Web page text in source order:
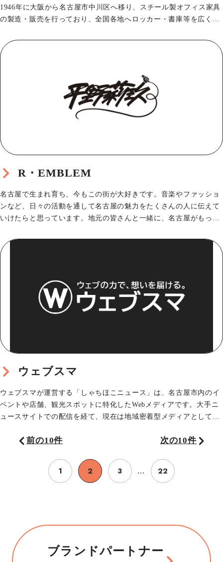
1946年に大阪から名古屋市中川区へ移り、スチール製オフィス家具
の製造・販売を行っており、全国各地へロッカー・書庫等を広く供
R・EMBLEM
名古屋で生まれ育ち、今もこの街が大好きです。音楽やファッショ
ンなど、日々の活動を通して名古屋の魅力をたくさんの人に伝えて
いけたらと思っています。地元の皆さんと一緒に、名古屋がもっと
ウェブスマ
ウェブスマが運営する「しゃちほこニュース」は、名古屋市内のイ
ベントや店舗、観光スポットに特化したWebメディアです。大手ニ
ュースサイトでの配信を経て、現在は地域密着型メディアとして、
前の10件 次の10件
1 2 3 ... 22
ブランドパートナー